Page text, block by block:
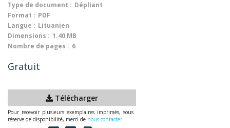
Type de document : Dépliant
Format : PDF
Langue : Lituanien
Dimensions : 1.40 MB
Nombre de pages : 6
Gratuit
Télécharger
Pour recevoir plusieurs exemplaires imprimés, sous
réserve de disponibilité, merci de nous contacter